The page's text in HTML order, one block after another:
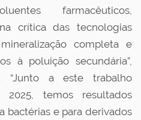
farmacêuticos,
crítica das tecnologias
completa e
à poluição secundária”,
“Junto a este trabalho
temos resultados
bactérias e para derivados